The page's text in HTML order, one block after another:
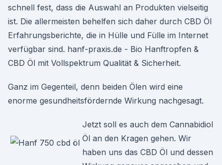
schnell fest, dass die Auswahl an Produkten vielseitig
ist. Die allermeisten behelfen sich daher durch CBD Öl
Erfahrungsberichte, die in Hülle und Fülle im Internet
verfügbar sind. hanf-praxis.de - Bio Hanftropfen &
CBD Öl mit Vollspektrum Qualität & Sicherheit.
Ganz im Gegenteil, denn beiden Ölen wird eine
enorme gesundheitsfördernde Wirkung nachgesagt.
Jetzt soll es auch dem Cannabidiol
Öl an den Kragen gehen. Wir
haben uns das CBD Öl und dessen